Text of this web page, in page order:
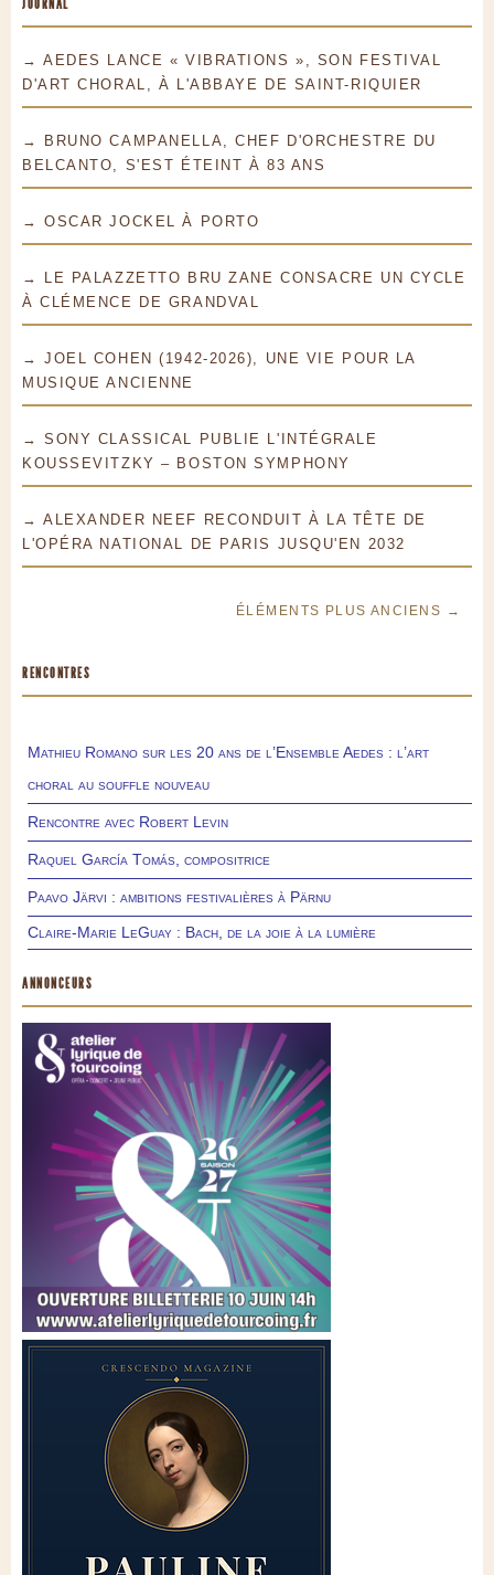
JOURNAL
→ AEDES LANCE « VIBRATIONS », SON FESTIVAL
D'ART CHORAL, À L'ABBAYE DE SAINT-RIQUIER
→ BRUNO CAMPANELLA, CHEF D'ORCHESTRE DU
BELCANTO, S'EST ÉTEINT À 83 ANS
→ OSCAR JOCKEL À PORTO
→ LE PALAZZETTO BRU ZANE CONSACRE UN CYCLE
À CLÉMENCE DE GRANDVAL
→ JOEL COHEN (1942-2026), UNE VIE POUR LA
MUSIQUE ANCIENNE
→ SONY CLASSICAL PUBLIE L'INTÉGRALE
KOUSSEVITZKY – BOSTON SYMPHONY
→ ALEXANDER NEEF RECONDUIT À LA TÊTE DE
L'OPÉRA NATIONAL DE PARIS JUSQU'EN 2032
ÉLÉMENTS PLUS ANCIENS →
RENCONTRES
Mathieu Romano sur les 20 ans de l’Ensemble Aedes : l’art
choral au souffle nouveau
Rencontre avec Robert Levin
Raquel García Tomás, compositrice
Paavo Järvi : ambitions festivalières à Pärnu
Claire-Marie LeGuay : Bach, de la joie à la lumière
ANNONCEURS